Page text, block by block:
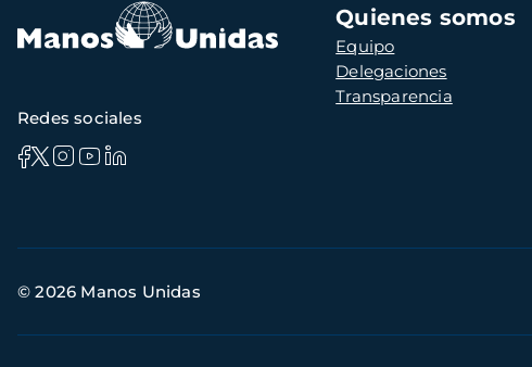
Navegación
principal
Quienes somos
Equipo
Delegaciones
Transparencia
Redes sociales
de
© 2026 Manos Unidas